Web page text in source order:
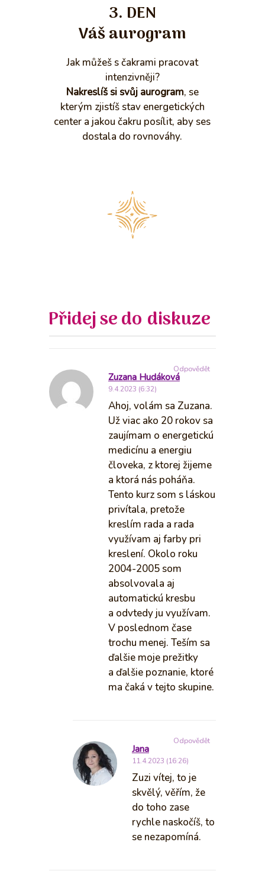
3. DEN
Váš aurogram
Jak můžeš s čakrami pracovat
intenzivněji?
Nakreslíš si svůj aurogram, se
kterým zjistíš stav energetických
center a jakou čakru posílit, aby ses
dostala do rovnováhy.
Přidej se do diskuze
Zuzana Hudáková
9.4.2023 (6:32)
Ahoj, volám sa Zuzana.
Už viac ako 20 rokov sa
zaujímam o energetickú
medicínu a energiu
človeka, z ktorej žijeme
a ktorá nás poháňa.
Tento kurz som s láskou
privítala, pretože
kreslím rada a rada
využívam aj farby pri
kreslení. Okolo roku
2004-2005 som
absolvovala aj
automatickú kresbu
a odvtedy ju využívam.
V poslednom čase
trochu menej. Teším sa
ďalšie moje prežitky
a ďalšie poznanie, ktoré
ma čaká v tejto skupine.
Odpovědět
Jana
11.4.2023 (16:26)
Zuzi vítej, to je
skvělý, věřím, že
do toho zase
rychle naskočíš, to
se nezapomíná.
Odpovědět